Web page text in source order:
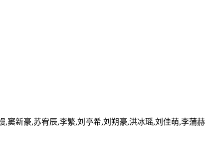
窦新豪,苏宥辰,李繁,刘亭希,刘朔豪,洪冰瑶,刘佳萌,李蒲